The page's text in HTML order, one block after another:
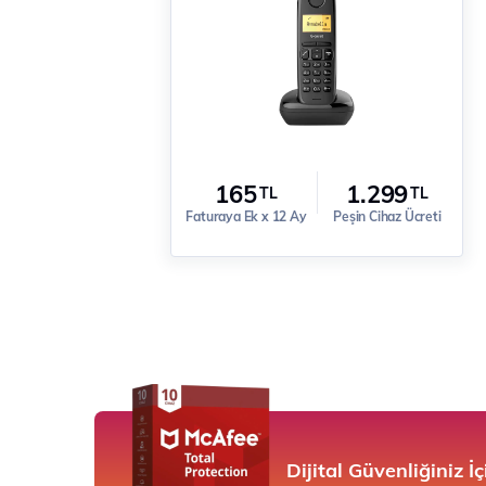
165TL
Faturaya Ek x 12 Ay
1.299TL
Peşin Cihaz Ücreti
Dijital Güvenliğiniz